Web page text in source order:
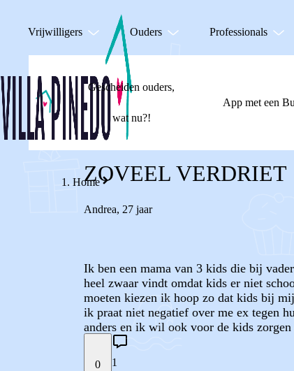
Vrijwilligers Ouders Professionals
Gescheiden ouders,
wat nu?!
App met een
Home
ZOVEEL VERDRIET
Andrea, 27 jaar
Ik ben een mama van 3 kids die bij
heel zwaar vindt omdat kids er niet
moeten kiezen ik hoop zo dat kids bij
ik praat niet negatief over me ex tegen
anders en ik wil ook voor de kids
0 1